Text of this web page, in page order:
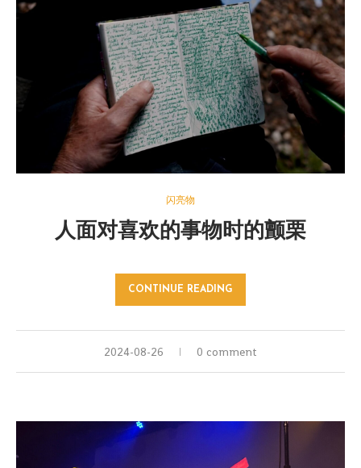
闪亮物
人面对喜欢的事物时的颤栗
CONTINUE READING
2024-08-26 0 comment